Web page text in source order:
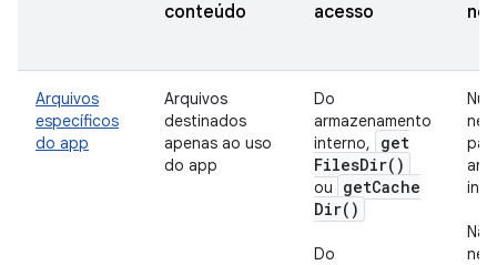
conteúdo
acesso
Arquivos
específicos
do app
Arquivos
destinados
apenas ao uso
do app
Do
armazenamento
interno,
get
FilesDir( )
ou getCache
Dir( )
Do